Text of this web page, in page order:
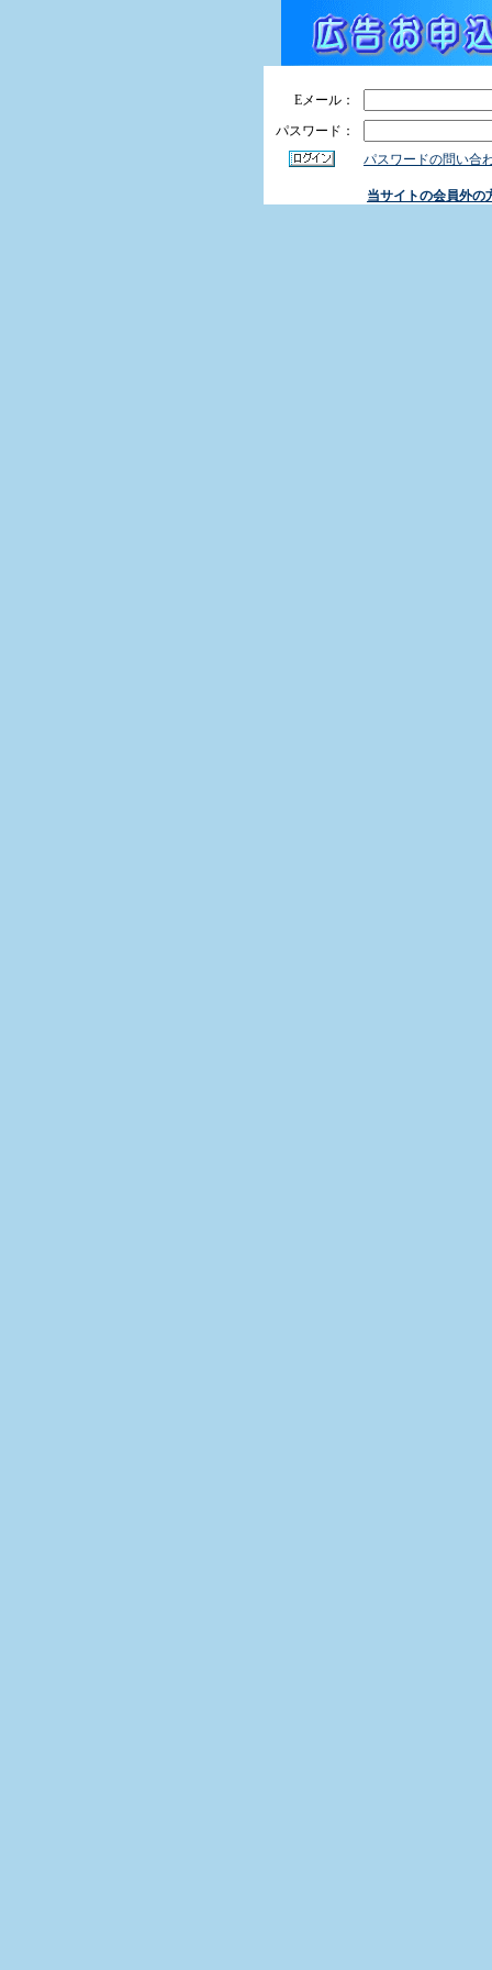
Eメール：
パスワード：
パスワードの問い合
当サイトの会員外の